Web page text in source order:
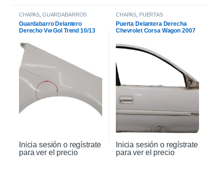
CHAPAS GUARDABARROS
Guardabarro Delantero
Derecho Vw Gol Trend 10/13
Inicia sesión o regístrate
para ver el precio
CHAPAS PUERTAS
Puerta Delantera Derecha
Chevrolet Corsa Wagon 2007
Inicia sesión o regístrate
para ver el precio